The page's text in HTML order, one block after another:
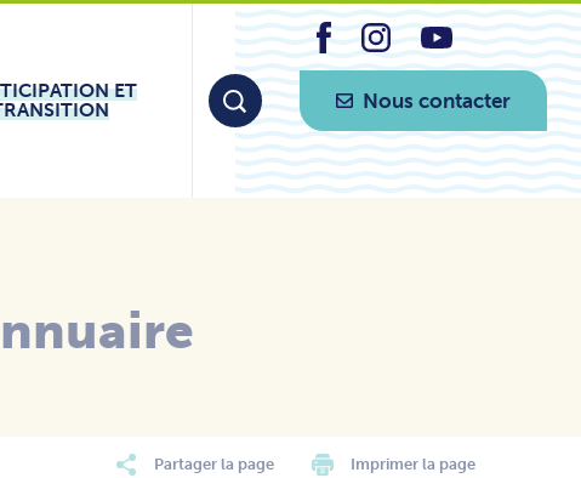
ET
Nous contacter
Partager la page Imprimer la page